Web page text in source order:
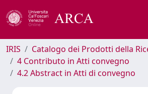
IRIS
Catalogo dei Prodotti della
4 Contributo in Atti convegno
4.2 Abstract in Atti di convegno